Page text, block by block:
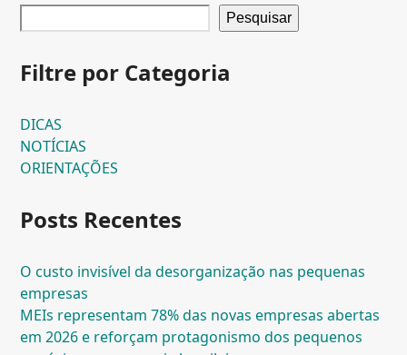
Pesquisar
Filtre por Categoria
DICAS
NOTÍCIAS
ORIENTAÇÕES
Posts Recentes
O custo invisível da desorganização nas pequenas
empresas
MEIs representam 78% das novas empresas abertas
em 2026 e reforçam protagonismo dos pequenos